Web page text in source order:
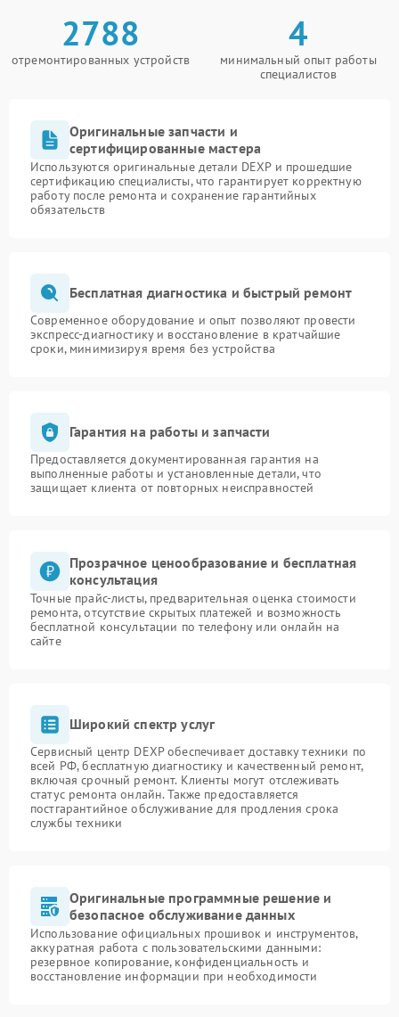
2788
отремонтированных устройств
4
минимальный опыт работы
специалистов
Оригинальные запчасти и
сертифицированные мастера
Используются оригинальные детали DEXP и прошедшие
сертификацию специалисты, что гарантирует корректную
работу после ремонта и сохранение гарантийных
обязательств
Бесплатная диагностика и быстрый ремонт
Современное оборудование и опыт позволяют провести
экспресс-диагностику и восстановление в кратчайшие
сроки, минимизируя время без устройства
Гарантия на работы и запчасти
Предоставляется документированная гарантия на
выполненные работы и установленные детали, что
защищает клиента от повторных неисправностей
Прозрачное ценообразование и бесплатная
консультация
Точные прайс-листы, предварительная оценка стоимости
ремонта, отсутствие скрытых платежей и возможность
бесплатной консультации по телефону или онлайн на
сайте
Широкий спектр услуг
Сервисный центр DEXP обеспечивает доставку техники по
всей РФ, бесплатную диагностику и качественный ремонт,
включая срочный ремонт. Клиенты могут отслеживать
статус ремонта онлайн. Также предоставляется
постгарантийное обслуживание для продления срока
службы техники
Оригинальные программные решение и
безопасное обслуживание данных
Использование официальных прошивок и инструментов,
аккуратная работа с пользовательскими данными:
резервное копирование, конфиденциальность и
восстановление информации при необходимости